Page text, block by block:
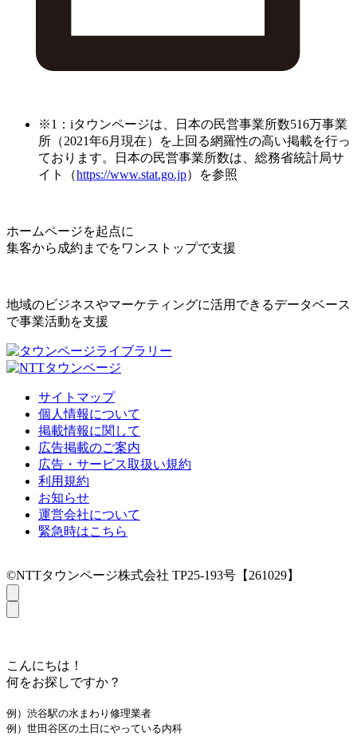
※1：iタウンページは、日本の民営事業所数516万事業
所（2021年6月現在）を上回る網羅性の高い掲載を行っ
ております。日本の民営事業所数は、総務省統計局サ
イト（https://www.stat.go.jp）を参照
ホームページを起点に
集客から成約までをワンストップで支援
地域のビジネスやマーケティングに活用できるデータベース
で事業活動を支援
サイトマップ
個人情報について
掲載情報に関して
広告掲載のご案内
広告・サービス取扱い規約
利用規約
お知らせ
運営会社について
緊急時はこちら
©NTTタウンページ株式会社 TP25-193号【261029】
こんにちは！
何をお探しですか？
例）渋谷駅の水まわり修理業者
例）世田谷区の土日にやっている内科